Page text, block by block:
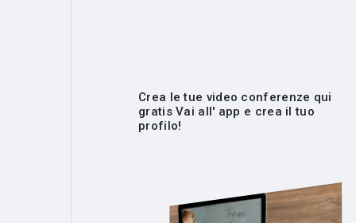
Crea le tue video conferenze qui
gratis Vai all' app e crea il tuo
profilo!